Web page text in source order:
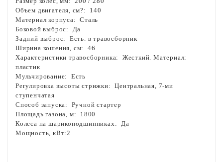
Объем двигателя, см?:
140
Материал корпуса:
Сталь
Боковой выброс:
Да
Задний выброс:
Есть. в травосборник
Ширина кошения, см:
46
Характеристики травосборника:
Жесткий. Материал:
пластик
Мульчирование:
Есть
Регулировка высоты стрижки:
Центральная, 7-ми
ступенчатая
Способ запуска:
Ручной стартер
Площадь газона, м:
1800
Колеса на шарикоподшипниках:
Да
Мощность, кВт:2